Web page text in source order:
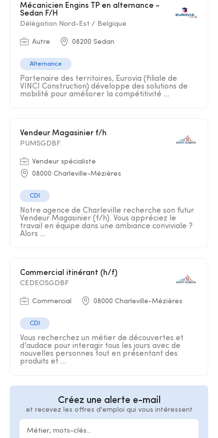
Mécanicien Engins TP en alternance -
Sedan F/H
Délégation Nord-Est / Belgique
Autre 08200 Sedan
Alternance
Partenaire des territoires, Eurovia (filiale de
VINCI Construction) développe des solutions de
mobilité pour améliorer la compétitivité ...
Vendeur Magasinier f/h
PUMSGDBF
Vendeur spécialiste
08000 Charleville-Mézières
CDI
Notre agence de Charleville recherche son futur
Vendeur Magasinier (f/h). Vous appréciez le
travail en équipe dans une ambiance conviviale ?
Alors ...
commercial itinérant (h/f)
CEDEOSGDBF
Commercial 08000 Charleville-Mézières
CDI
Vous recherchez un métier de découvertes et
d'audace pour interagir tous les jours avec de
nouvelles personnes tout en présentant des
produits et ...
Créez une alerte e-mail
et recevez les offres d'emploi qui vous intéressent